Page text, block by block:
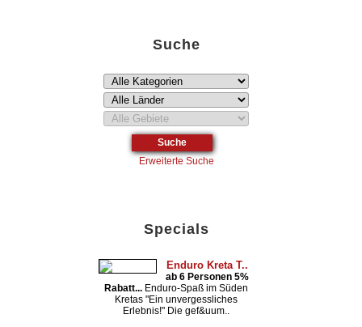
Suche
Erweiterte Suche
Specials
Enduro Kreta T..
ab 6 Personen 5%
Rabatt... Enduro-Spaß im Süden
Kretas "Ein unvergessliches
Erlebnis!" Die gef&uum..